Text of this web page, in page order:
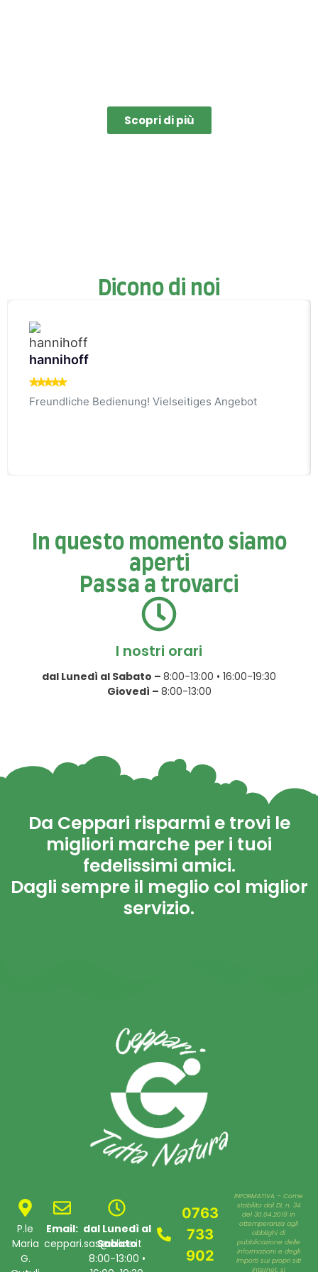
Scopri di più
Dicono di noi
hannihoff
Freundliche Bedienung! Vielseitiges Angebot
In questo momento siamo
aperti
Passa a trovarci
I nostri orari
dal Lunedì al Sabato – 8:00-13:00 • 16:00-19:30
Giovedì – 8:00-13:00
Da Ceppari risparmi e trovi le
migliori marche per i tuoi
fedelissimi amici.
Dagli sempre il meglio col miglior
servizio.
P.le
Maria
G.
Email:
ceppari.sas@alice.it
dal Lunedì al
Sabato
8:00-13:00 •
0763
733
902
INFORMATIVA – Come
stabilito dal DL n. 34
del 30.04.2019 in
ottemperanza agli
obblighi di
pubblicazione delle
informazioni e degli
importi sui propri siti
internet, si